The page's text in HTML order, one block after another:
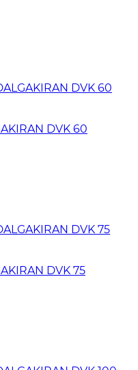
DVK 60
DVK 75